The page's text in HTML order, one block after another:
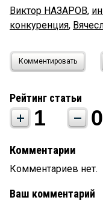
Виктор НАЗАРОВ,
конкуренция,
Комментировать
Рейтинг статьи
1 0
Комментарии
Комментариев нет.
Ваш комментарий